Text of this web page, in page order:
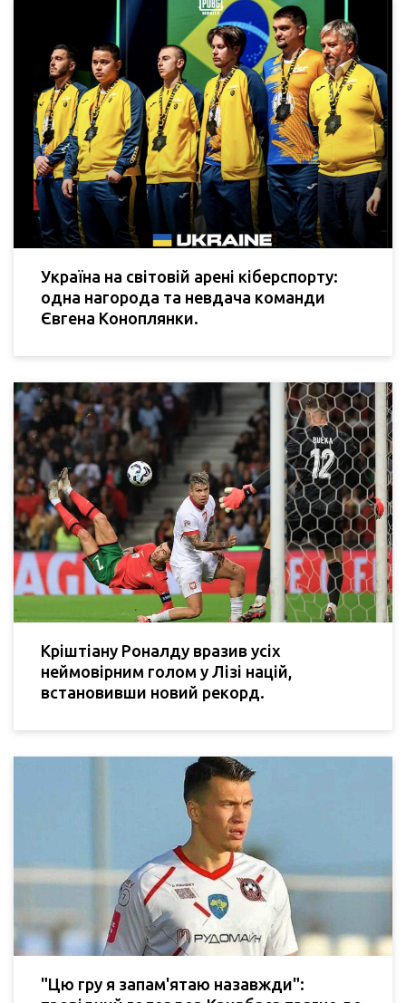
Україна на світовій арені кіберспорту:
одна нагорода та невдача команди
Євгена Коноплянки.
Кріштіану Роналду вразив усіх
неймовірним голом у Лізі націй,
встановивши новий рекорд.
"Цю гру я запам'ятаю назавжди":